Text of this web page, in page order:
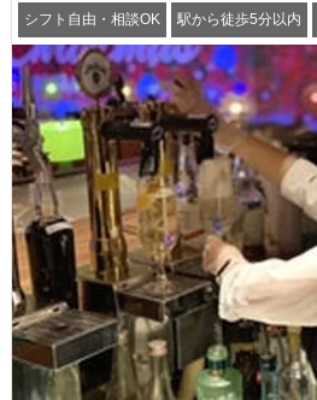
シフト自由・相談OK 駅から徒歩5分以内